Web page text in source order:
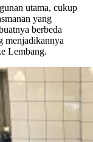
utama, cukup
yang
berbeda
menjadikannya
Lembang.